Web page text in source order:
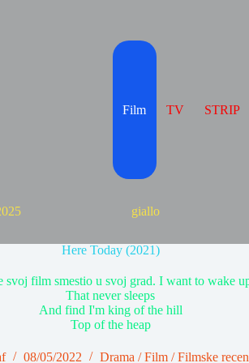
Film TV STRIP
giallo
Here Today (2021)
svoj film smestio u svoj grad. I want to wake
That never sleeps
And find I'm king of the hill
Top of the heap
08/05/2022 Drama /Film/Filmske